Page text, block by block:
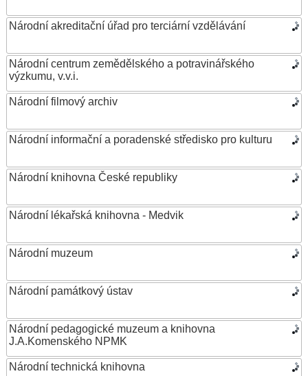
Národní akreditační úřad pro terciární vzdělávání
Národní centrum zemědělského a potravinářského
výzkumu, v.v.i.
Národní filmový archiv
Národní informační a poradenské středisko pro kulturu
Národní knihovna České republiky
Národní lékařská knihovna - Medvik
Národní muzeum
Národní památkový ústav
Národní pedagogické muzeum a knihovna
J.A.Komenského NPMK
Národní technická knihovna